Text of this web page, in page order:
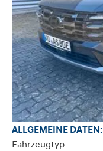
ALLGEMEINE DATEN:
Fahrzeugtyp